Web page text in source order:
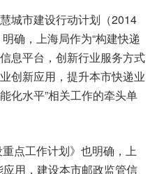
城市建设行动计划（2014
确，上海局作为“构建快递
息平台，创新行业服务方式
创新应用，提升本市快递业
化水平”相关工作的牵头单
点工作计划》也明确，上
用，建设本市邮政监管信